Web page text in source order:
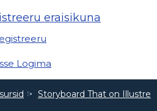
eraisikuna
Logima
Storyboard That on